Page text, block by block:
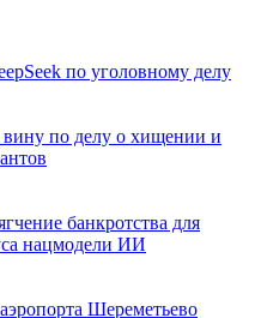
по уголовному делу
вину по делу о хищении и
банкротства для
нацмодели ИИ
Шереметьево